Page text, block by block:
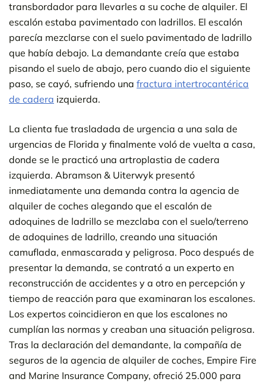
transbordador para llevarles a su coche de alquiler. El
escalón estaba pavimentado con ladrillos. El escalón
parecía mezclarse con el suelo pavimentado de ladrillo
que había debajo. La demandante creía que estaba
pisando el suelo de abajo, pero cuando dio el siguiente
paso, se cayó, sufriendo una fractura intertrocantérica
de cadera izquierda.
La clienta fue trasladada de urgencia a una sala de
urgencias de Florida y finalmente voló de vuelta a casa,
donde se le practicó una artroplastia de cadera
izquierda. Abramson & Uiterwyk presentó
inmediatamente una demanda contra la agencia de
alquiler de coches alegando que el escalón de
adoquines de ladrillo se mezclaba con el suelo/terreno
de adoquines de ladrillo, creando una situación
camuflada, enmascarada y peligrosa. Poco después de
presentar la demanda, se contrató a un experto en
reconstrucción de accidentes y a otro en percepción y
tiempo de reacción para que examinaran los escalones.
Los expertos coincidieron en que los escalones no
cumplían las normas y creaban una situación peligrosa.
Tras la declaración del demandante, la compañía de
seguros de la agencia de alquiler de coches, Empire Fire
and Marine Insurance Company, ofreció 25.000 para